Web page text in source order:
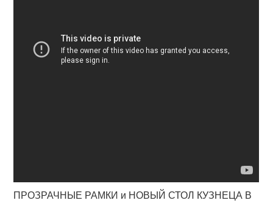
ПРОЗРАЧНЫЕ РАМКИ и НОВЫЙ СТОЛ КУЗНЕЦА В